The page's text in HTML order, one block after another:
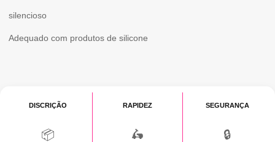
silencioso
Adequado com produtos de silicone
DISCRIÇÃO
📦
RAPIDEZ
🛵
SEGURANÇA
🔒